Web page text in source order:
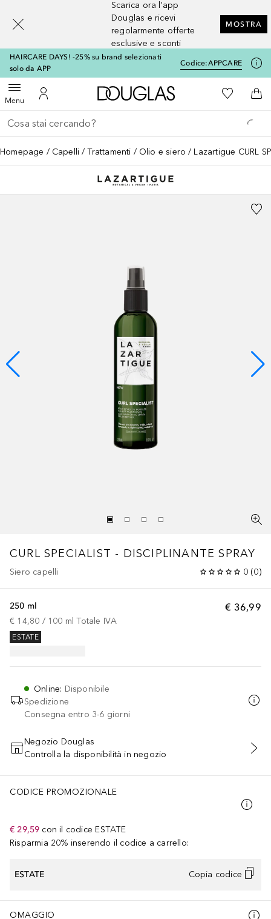
Scarica ora l'app
Douglas e ricevi
regolarmente offerte
esclusive e sconti
MOSTRA
HAIRCARE DAYS! -25% su brand selezionati
solo da APP
Codice:APPCARE
MenuApri menuAl Mio Account
A Douglas HomeAlla Mia
Al
Torna indietro
Esegui ricerca
Homepage Capelli Trattamenti Olio e siero Lazartigue CURL
CURL SPECIALIST - DISCIPLINANTE SPRAY
Siero capelli 0 (0)
€ 36,99
250 ml
€ 14,80 / 100 ml Totale IVA
ESTATE
Online: Disponibile
Spedizione
Consegna entro 3-6 giorni
AGGIUNGI AL CARRELLO
Negozio Douglas
Controlla la disponibilità in negozio
CODICE PROMOZIONALE
€ 29,59 con il codice ESTATE
Risparmia 20% inserendo il codice a carrello:
ESTATE Copia codice
OMAGGIO
[navigation.slideout.screenreader]